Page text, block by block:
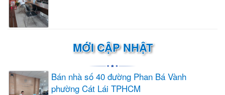
MỚI CẬP NHẬT
Bán nhà số 40 đường Phan Bá Vành
phường Cát Lái TPHCM